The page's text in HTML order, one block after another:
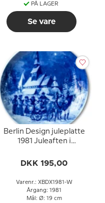
PÅ LAGER
Se vare
Berlin Design juleplatte
1981 Juleaften i
DKK 195,00
Varenr.: XBDX1981-W
Årgang: 1981
Mål: Ø: 19 cm